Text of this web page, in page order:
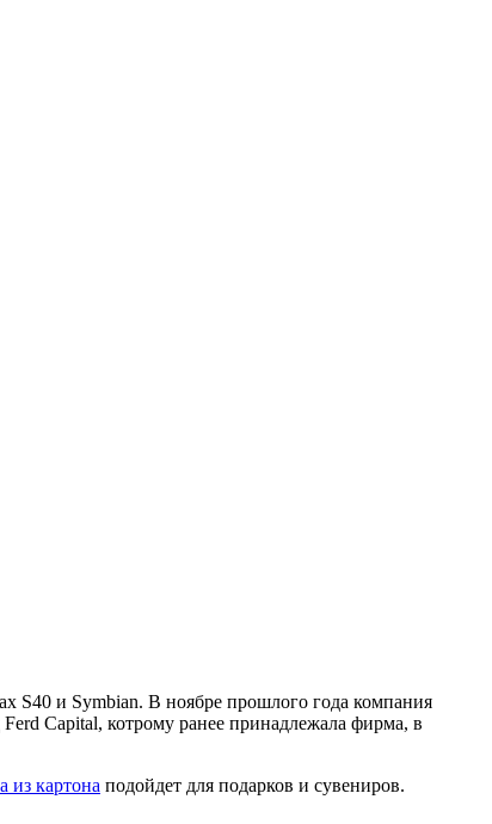
S40 и Symbian. В ноябре прошлого года компания
Capital, котрому ранее принадлежала фирма, в
из картона подойдет для подарков и сувениров.